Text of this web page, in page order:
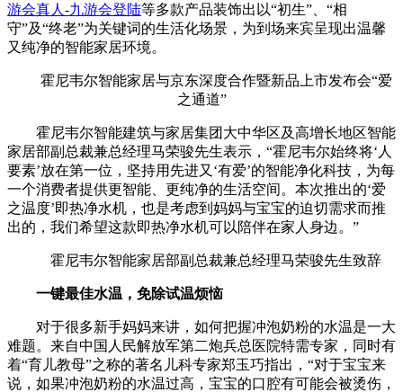
游会真人-九游会登陆等多款产品装饰出以“初生”、“相
守”及“终老”为关键词的生活化场景，为到场来宾呈现出温馨
又纯净的智能家居环境。
霍尼韦尔智能家居与京东深度合作暨新品上市发布会“爱
之通道”
霍尼韦尔智能建筑与家居集团大中华区及高增长地区智能
家居部副总裁兼总经理马荣骏先生表示，“霍尼韦尔始终将‘人
要素’放在第一位，坚持用先进又‘有爱’的智能净化科技，为每
一个消费者提供更智能、更纯净的生活空间。本次推出的‘爱
之温度’即热净水机，也是考虑到妈妈与宝宝的迫切需求而推
出的，我们希望这款即热净水机可以陪伴在家人身边。”
霍尼韦尔智能家居部副总裁兼总经理马荣骏先生致辞
一键最佳水温，免除试温烦恼
对于很多新手妈妈来讲，如何把握冲泡奶粉的水温是一大
难题。来自中国人民解放军第二炮兵总医院特需专家，同时有
着“育儿教母”之称的著名儿科专家郑玉巧指出，“对于宝宝来
说，如果冲泡奶粉的水温过高，宝宝的口腔有可能会被烫伤，